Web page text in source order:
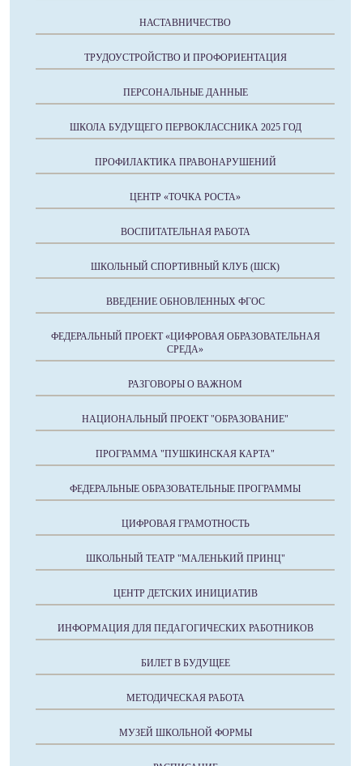
НАСТАВНИЧЕСТВО
ТРУДОУСТРОЙСТВО И ПРОФОРИЕНТАЦИЯ
ПЕРСОНАЛЬНЫЕ ДАННЫЕ
ШКОЛА БУДУЩЕГО ПЕРВОКЛАССНИКА 2025 ГОД
ПРОФИЛАКТИКА ПРАВОНАРУШЕНИЙ
ЦЕНТР «ТОЧКА РОСТА»
ВОСПИТАТЕЛЬНАЯ РАБОТА
ШКОЛЬНЫЙ СПОРТИВНЫЙ КЛУБ (ШСК)
ВВЕДЕНИЕ ОБНОВЛЕННЫХ ФГОС
ФЕДЕРАЛЬНЫЙ ПРОЕКТ «ЦИФРОВАЯ ОБРАЗОВАТЕЛЬНАЯ
СРЕДА»
РАЗГОВОРЫ О ВАЖНОМ
НАЦИОНАЛЬНЫЙ ПРОЕКТ "ОБРАЗОВАНИЕ"
ПРОГРАММА "ПУШКИНСКАЯ КАРТА"
ФЕДЕРАЛЬНЫЕ ОБРАЗОВАТЕЛЬНЫЕ ПРОГРАММЫ
ЦИФРОВАЯ ГРАМОТНОСТЬ
ШКОЛЬНЫЙ ТЕАТР "МАЛЕНЬКИЙ ПРИНЦ"
ЦЕНТР ДЕТСКИХ ИНИЦИАТИВ
ИНФОРМАЦИЯ ДЛЯ ПЕДАГОГИЧЕСКИХ РАБОТНИКОВ
БИЛЕТ В БУДУЩЕЕ
МЕТОДИЧЕСКАЯ РАБОТА
МУЗЕЙ ШКОЛЬНОЙ ФОРМЫ